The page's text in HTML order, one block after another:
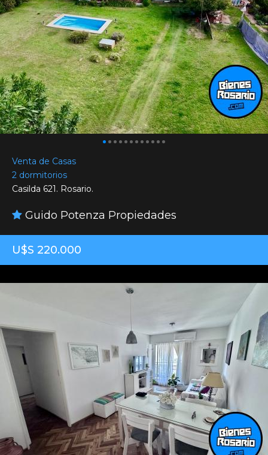
Venta de Casas
2 dormitorios
Casilda 621. Rosario.
Guido Potenza Propiedades
U$S 220.000